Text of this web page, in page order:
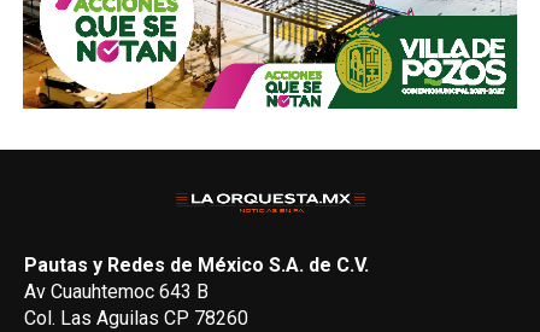
Pautas y Redes de México S.A. de C.V.
Av Cuauhtemoc 643 B
Col. Las Aguilas CP 78260